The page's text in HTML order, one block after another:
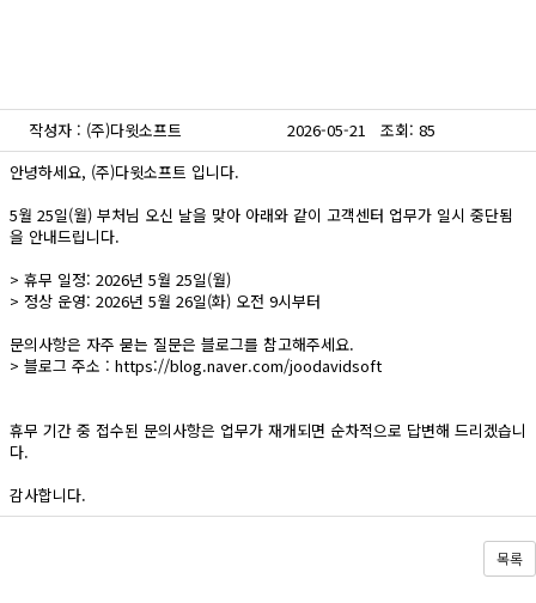
작성자 : (주)다윗소프트
2026-05-21 조회: 85
안녕하세요, (주)다윗소프트 입니다.
5월 25일(월) 부처님 오신 날을 맞아 아래와 같이 고객센터 업무가 일시 중단됨
을 안내드립니다.
> 휴무 일정: 2026년 5월 25일(월)
> 정상 운영: 2026년 5월 26일(화) 오전 9시부터
문의사항은 자주 묻는 질문은 블로그를 참고해주세요.
> 블로그 주소 : https://blog.naver.com/joodavidsoft
휴무 기간 중 접수된 문의사항은 업무가 재개되면 순차적으로 답변해 드리겠습니
다.
감사합니다.
목록